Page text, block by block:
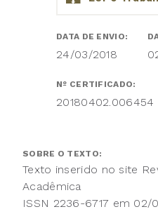
DATA DE ENVIO:
24/03/2018
Nº CERTIFICADO:
20180402.006454
SOBRE O TEXTO:
Texto inserido no site
Acadêmica
ISSN 2236-6717 em 02/